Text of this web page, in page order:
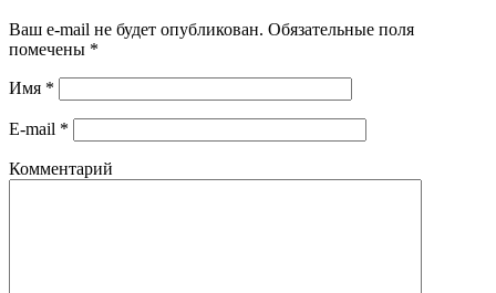
Ваш e-mail не будет опубликован. Обязательные поля
помечены *
Имя *
E-mail *
Комментарий